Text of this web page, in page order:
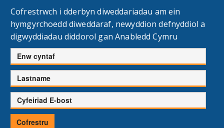
Cofrestrwch i dderbyn diweddariadau am ein
hymgyrchoedd diweddaraf, newyddion defnyddiol a
digwyddiadau diddorol gan Anabledd Cymru
Enw
cyntaf
Cyfenw
Cyfeiriad
E-
bost
Cofrestru